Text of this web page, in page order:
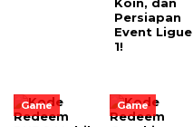
Persiapan
Event Ligue
1!
Game Game